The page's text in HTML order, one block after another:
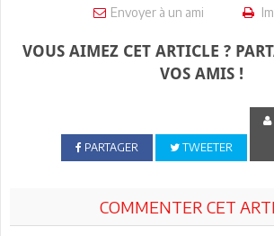
Envoyer à un ami
VOUS AIMEZ CET ARTICLE ?
VOS AMIS !
PARTAGER TWEETER
COMMENTER CET